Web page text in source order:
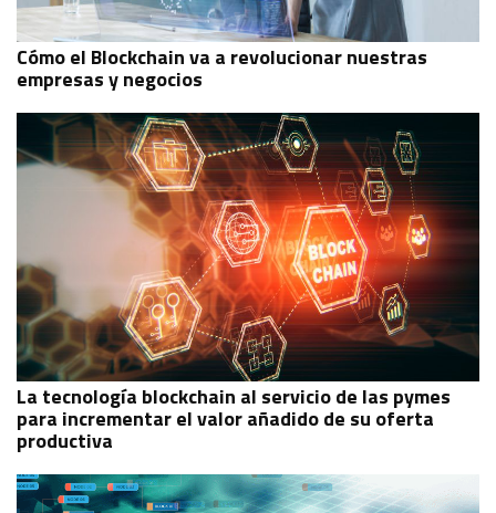
Cómo el Blockchain va a revolucionar nuestras
empresas y negocios
La tecnología blockchain al servicio de las pymes
para incrementar el valor añadido de su oferta
productiva